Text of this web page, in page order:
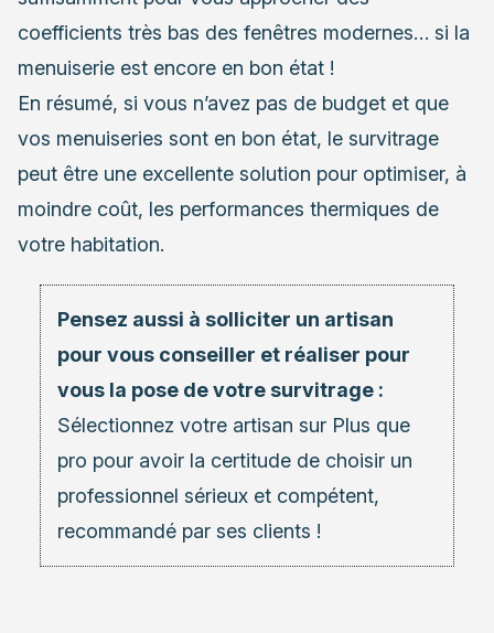
coefficients très bas des fenêtres modernes… si la
menuiserie est encore en bon état !
En résumé, si vous n’avez pas de budget et que
vos menuiseries sont en bon état, le survitrage
peut être une excellente solution pour optimiser, à
moindre coût, les performances thermiques de
votre habitation.
Pensez aussi à solliciter un artisan
pour vous conseiller et réaliser pour
vous la pose de votre survitrage :
Sélectionnez votre artisan sur Plus que
pro pour avoir la certitude de choisir un
professionnel sérieux et compétent,
recommandé par ses clients !